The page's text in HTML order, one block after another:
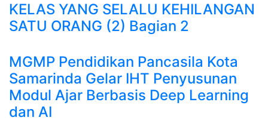
KELAS YANG SELALU KEHILANGAN
SATU ORANG (2) Bagian 2
MGMP Pendidikan Pancasila Kota
Samarinda Gelar IHT Penyusunan
Modul Ajar Berbasis Deep Learning
dan AI